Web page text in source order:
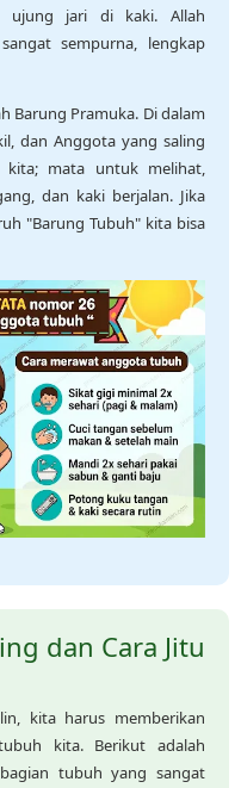
ujung jari di kaki. Allah
sempurna, lengkap
Barung Pramuka. Di dalam
dan Anggota yang saling
kita; mata untuk melihat,
dan kaki berjalan. Jika
"Barung Tubuh" kita bisa
dan Cara Jitu
kita harus memberikan
kita. Berikut adalah
tubuh yang sangat